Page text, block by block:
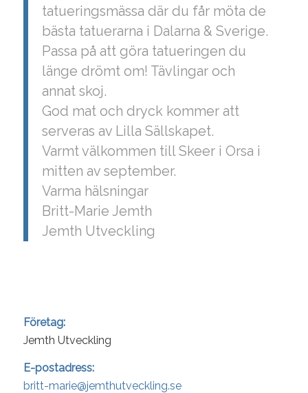
tatueringsmässa där du får möta de
bästa tatuerarna i Dalarna & Sverige.
Passa på att göra tatueringen du
länge drömt om! Tävlingar och
annat skoj.
God mat och dryck kommer att
serveras av Lilla Sällskapet.
Varmt välkommen till Skeer i Orsa i
mitten av september.
Varma hälsningar
Britt-Marie Jemth
Jemth Utveckling
Företag:
Jemth Utveckling
E-postadress:
britt-marie@jemthutveckling.se